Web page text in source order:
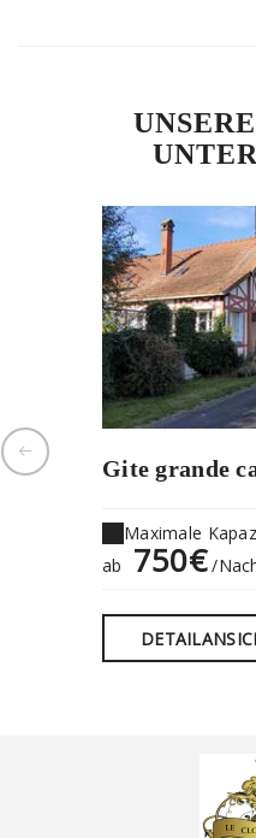
Gite grande
Maximale
ab
750€/